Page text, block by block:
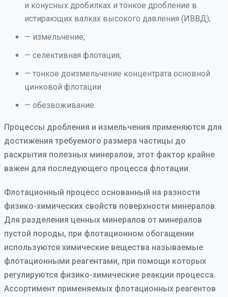
и конусных дробилках и тонкое дробление в
истирающих валках высокого давления (ИВВД);
— измельчение;
— селективная флотация;
— тонкое доизмельчение концентрата основной
цинковой флотации
— обезвоживание.
Процессы дробления и измельчения применяются для
достижения требуемого размера частицы до
раскрытия полезных минералов, этот фактор крайне
важен для последующего процесса флотации.
Флотационный процесс основанный на разности
физико-химических свойств поверхности минералов.
Для разделения ценных минералов от минералов
пустой породы, при флотационном обогащении
используются химические вещества называемые
флотационными реагентами, при помощи которых
регулируются физико-химические реакции процесса.
Ассортимент применяемых флотационных реагентов